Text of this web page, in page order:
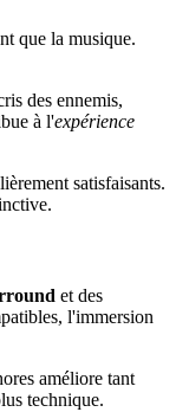
que la musique.
des ennemis,
à l'expérience
satisfaisants.
et des
l'immersion
améliore tant
technique.